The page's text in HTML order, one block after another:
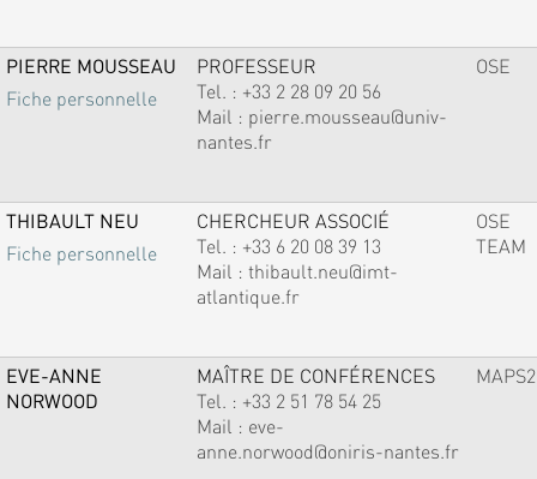
PIERRE MOUSSEAU
Fiche personnelle
PROFESSEUR
Tel. : +33 2 28 09 20 56
Mail : pierre.mousseau@univ-
nantes.fr
OSE
THIBAULT NEU
Fiche personnelle
CHERCHEUR ASSOCIÉ
Tel. : +33 6 20 08 39 13
Mail : thibault.neu@imt-
atlantique.fr
OSE
TEAM
EVE-ANNE
NORWOOD
MAÎTRE DE CONFÉRENCES
Tel. : +33 2 51 78 54 25
Mail : eve-
anne.norwood@oniris-nantes.fr
MAPS2